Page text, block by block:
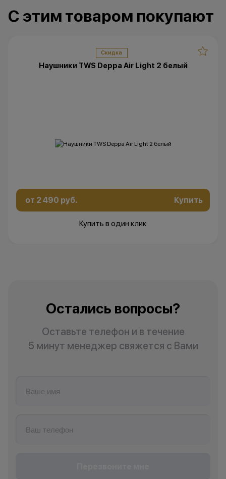
мессенджерах
С этим товаром покупают
Скидка
Наушники TWS Deppa Air Light 2 белый
от 2 490 руб. Купить
Купить в один клик
Остались вопросы?
Оставьте телефон и в течение
5 минут менеджер свяжется с Вами